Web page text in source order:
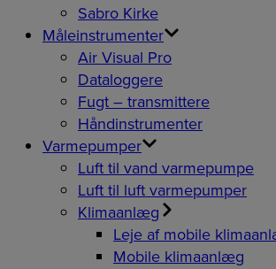
Sabro Kirke
Måleinstrumenter
Air Visual Pro
Dataloggere
Fugt – transmittere
Håndinstrumenter
Varmepumper
Luft til vand varmepumpe
Luft til luft varmepumper
Klimaanlæg
Leje af mobile
Mobile klimaanlæg